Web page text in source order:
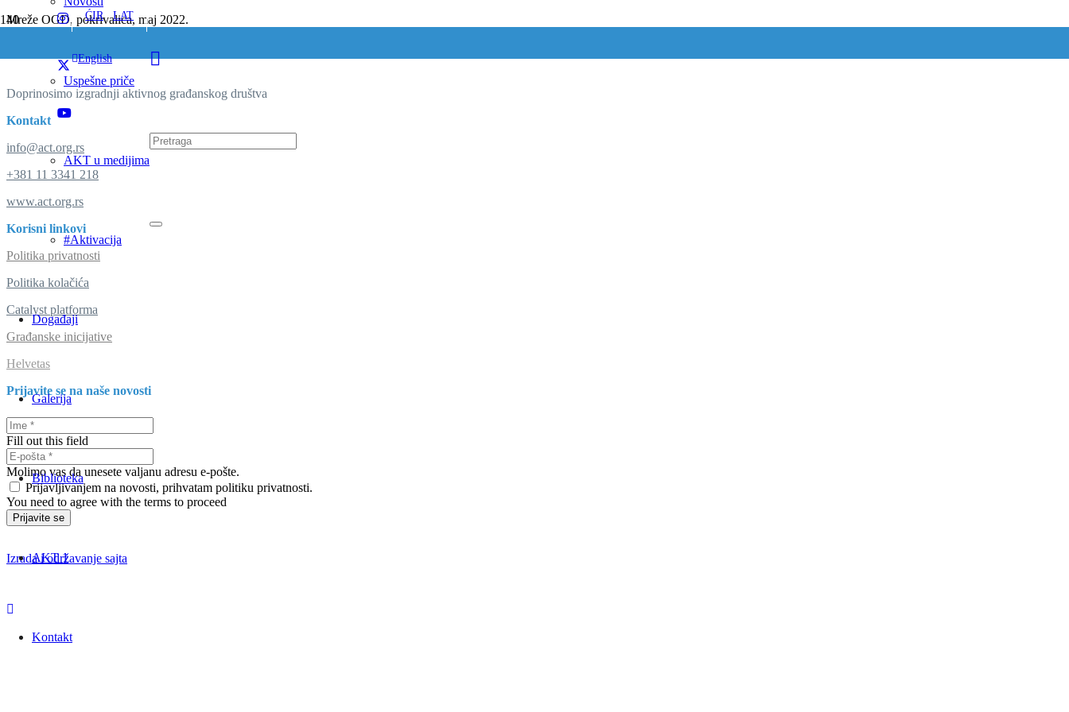
ĆIR/LAT
English
Uspešne priče
AKT u medijima
#Aktivacija
Događaji
Galerija
Biblioteka
AKT 1
Kontakt
Mreže OGD, pokrivalica, maj 2022.
Doprinosimo izgradnji aktivnog građanskog društva
Kontakt
info@act.org.rs
+381 11 3341 218
www.act.org.rs
Korisni linkovi
Politika privatnosti
Politika kolačića
Catalyst platforma
Građanske inicijative
Helvetas
Prijavite se na naše novosti
Fill out this field
Molimo vas da unesete valjanu adresu e-pošte.
Prijavljivanjem na novosti, prihvatam politiku privatnosti.
You need to agree with the terms to proceed
Prijavite se
Izrada i održavanje sajta